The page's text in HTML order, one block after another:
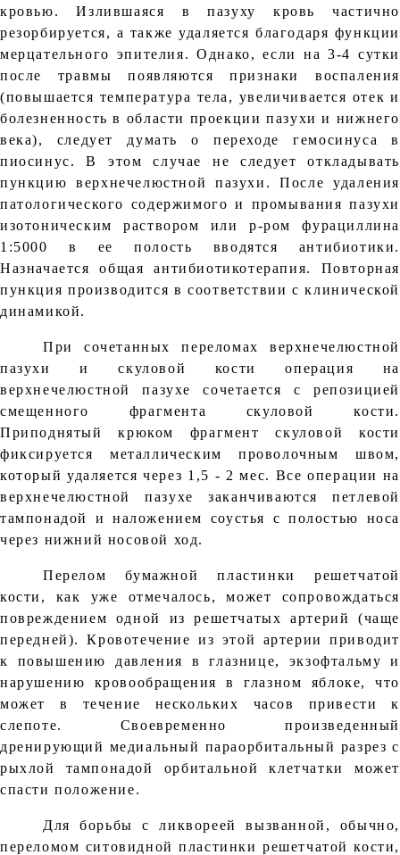
кровью. Излившаяся в пазуху кровь частично
резорбируется, а также удаляется благодаря функции
мерцательного эпителия. Однако, если на 3-4 сутки
после травмы появляются признаки воспаления
(повышается температура тела, увеличивается отек и
болезненность в области проекции пазухи и нижнего
века), следует думать о переходе гемосинуса в
пиосинус. В этом случае не следует откладывать
пункцию верхнечелюстной пазухи. После удаления
патологического содержимого и промывания пазухи
изотоническим раствором или р-ром фурациллина
1:5000 в ее полость вводятся антибиотики.
Назначается общая антибиотикотерапия. Повторная
пункция производится в соответствии с клинической
динамикой.
При сочетанных переломах верхнечелюстной
пазухи и скуловой кости операция на
верхнечелюстной пазухе сочетается с репозицией
смещенного фрагмента скуловой кости.
Приподнятый крюком фрагмент скуловой кости
фиксируется металлическим проволочным швом,
который удаляется через 1,5 - 2 мес. Все операции на
верхнечелюстной пазухе заканчиваются петлевой
тампонадой и наложением соустья с полостью носа
через нижний носовой ход.
Перелом бумажной пластинки решетчатой
кости, как уже отмечалось, может сопровождаться
повреждением одной из решетчатых артерий (чаще
передней). Кровотечение из этой артерии приводит
к повышению давления в глазнице, экзофтальму и
нарушению кровообращения в глазном яблоке, что
может в течение нескольких часов привести к
слепоте. Своевременно произведенный
дренирующий медиальный параорбитальный разрез с
рыхлой тампонадой орбитальной клетчатки может
спасти положение.
Для борьбы с ликвореей вызванной, обычно,
переломом ситовидной пластинки решетчатой кости,